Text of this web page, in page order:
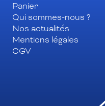
Panier
Qui sommes-nous ?
Nos actualités
Mentions légales
CGV